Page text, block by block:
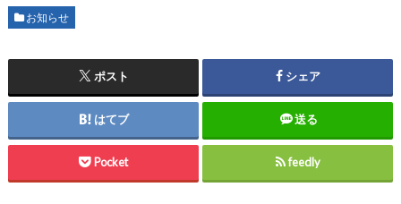
お知らせ
ポスト シェア
はてブ 送る
Pocket feedly